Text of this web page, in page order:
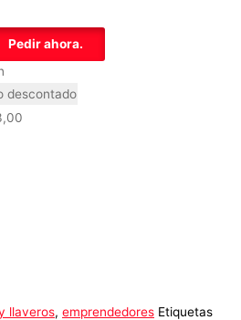
Pedir ahora.
descontado
llaveros, emprendedores Etiquetas